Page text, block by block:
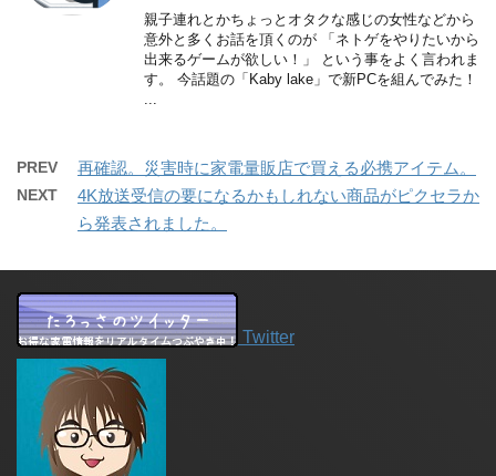
親子連れとかちょっとオタクな感じの女性などから
意外と多くお話を頂くのが 「ネトゲをやりたいから
出来るゲームが欲しい！」 という事をよく言われま
す。 今話題の「Kaby lake」で新PCを組んでみた！
...
PREV 再確認。災害時に家電量販店で買える必携アイテム。
NEXT
4K放送受信の要になるかもしれない商品がピクセラか
ら発表されました。
Twitter